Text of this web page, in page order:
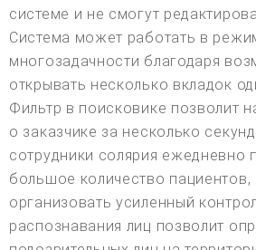
системе и не смогут
Система может работать в
многозадачности благодаря
открывать несколько вкладок
Фильтр в поисковике позволит
о заказчике за несколько
сотрудники солярия ежедневно
большое количество
организовать усиленный
распознавания лиц позволит